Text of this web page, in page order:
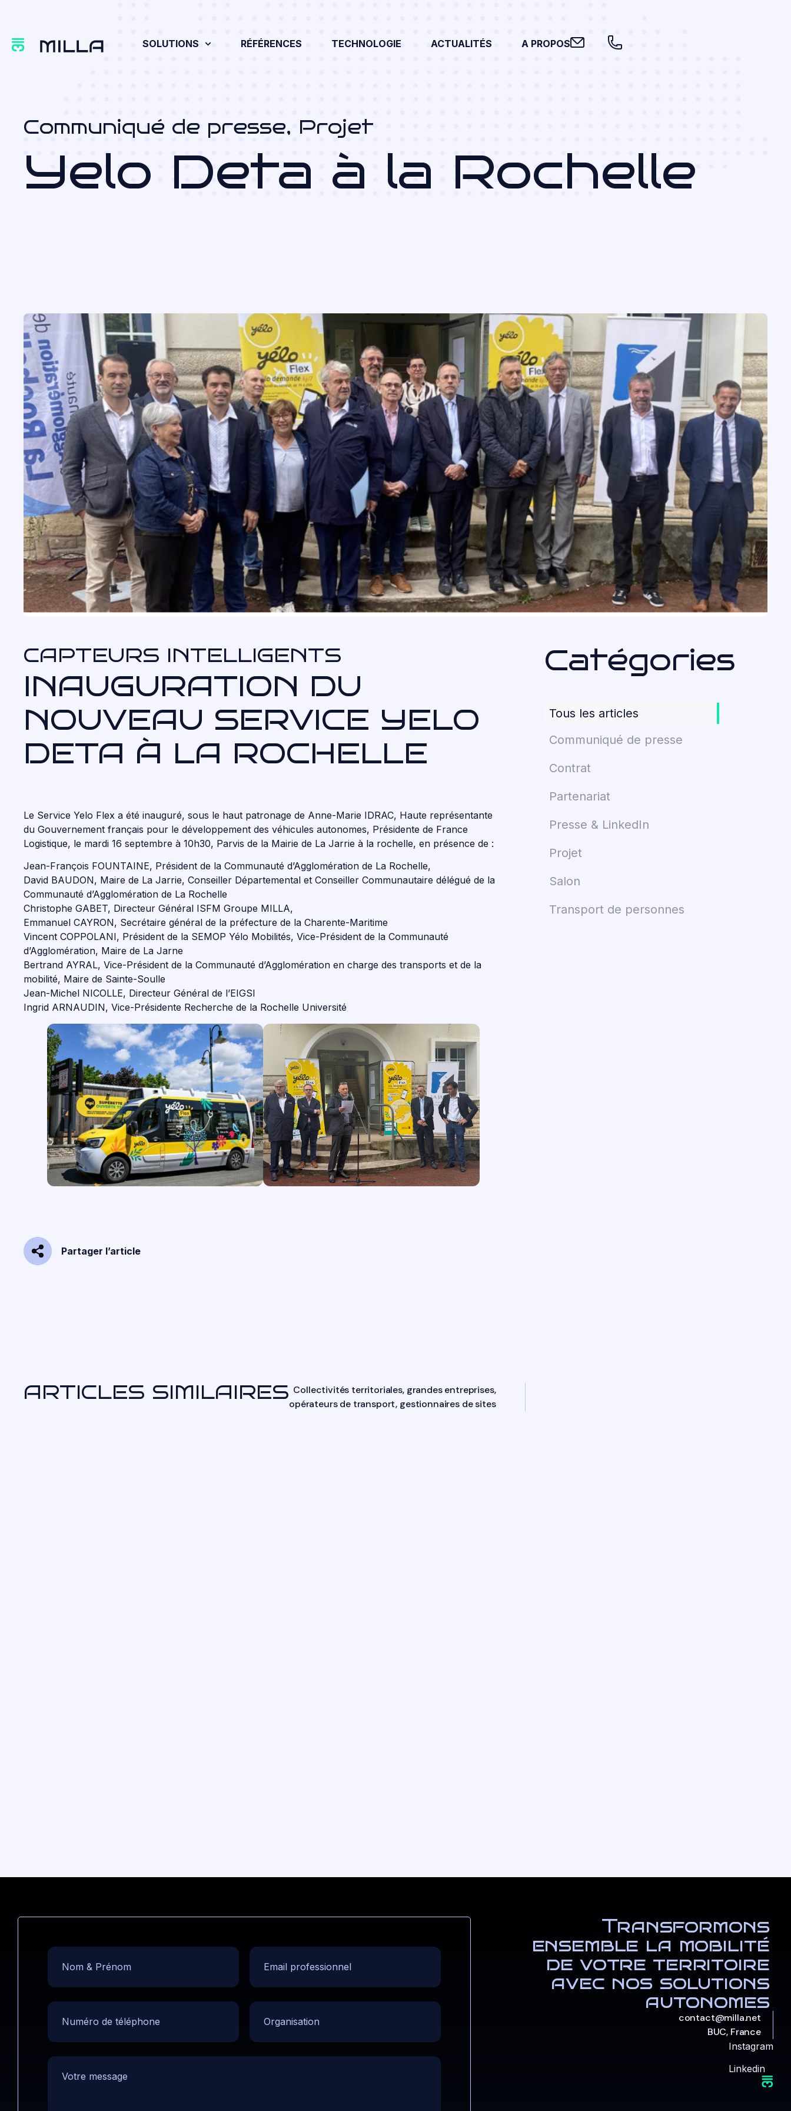
SOLUTIONS RÉFÉRENCES TECHNOLOGIE ACTUALITÉS A PROPOS
Communiqué de presse, Projet
Yelo Deta à la Rochelle
CAPTEURS INTELLIGENTS
INAUGURATION DU
NOUVEAU SERVICE YELO
DETA À LA ROCHELLE
Le Service Yelo Flex a été inauguré, sous le haut patronage de Anne-Marie IDRAC, Haute représentante
du Gouvernement français pour le développement des véhicules autonomes, Présidente de France
Logistique, le mardi 16 septembre à 10h30, Parvis de la Mairie de La Jarrie à la rochelle, en présence de :
Jean-François FOUNTAINE, Président de la Communauté d’Agglomération de La Rochelle,
David BAUDON, Maire de La Jarrie, Conseiller Départemental et Conseiller Communautaire délégué de la
Communauté d’Agglomération de La Rochelle
Christophe GABET, Directeur Général ISFM Groupe MILLA,
Emmanuel CAYRON, Secrétaire général de la préfecture de la Charente-Maritime
Vincent COPPOLANI, Président de la SEMOP Yélo Mobilités, Vice-Président de la Communauté
d’Agglomération, Maire de La Jarne
Bertrand AYRAL, Vice-Président de la Communauté d’Agglomération en charge des transports et de la
mobilité, Maire de Sainte-Soulle
Jean-Michel NICOLLE, Directeur Général de l’EIGSI
Ingrid ARNAUDIN, Vice-Présidente Recherche de la Rochelle Université
Partager l’article
Catégories
Tous les articles
Communiqué de presse
Contrat
Partenariat
Presse & LinkedIn
Projet
Salon
Transport de personnes
ARTICLES SIMILAIRES Collectivités territoriales, grandes entreprises,
opérateurs de transport, gestionnaires de sites
Transformons
ensemble la mobilité
de votre territoire
avec nos solutions
autonomes
contact@milla.net
BUC, France
Instagram
Linkedin